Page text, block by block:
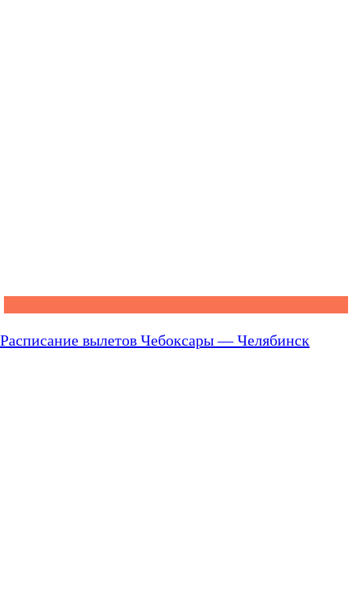
Расписание вылетов Чебоксары — Челябинск